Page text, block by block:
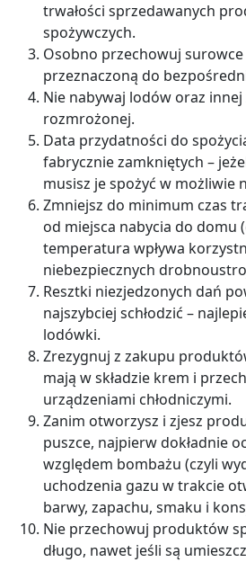
trwałości sprzedawanych
spożywczych.
Osobno przechowuj surowce
przeznaczoną do
Nie nabywaj lodów oraz
rozmrożonej.
Data przydatności do
fabrycznie zamkniętych –
musisz je spożyć w możliwie
Zmniejsz do minimum czas
od miejsca nabycia do domu
temperatura wpływa
niebezpiecznych
Resztki niezjedzonych dań
najszybciej schłodzić –
lodówki.
Zrezygnuj z zakupu
mają w składzie krem i
urządzeniami chłodniczymi.
Zanim otworzysz i zjesz
puszce, najpierw dokładnie
względem bombażu (czyli
uchodzenia gazu w trakcie
barwy, zapachu, smaku i
Nie przechowuj produktów
długo, nawet jeśli są